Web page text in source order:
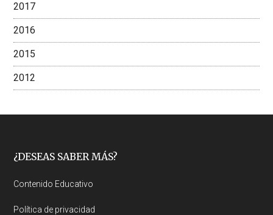
2017
2016
2015
2012
Footer
¿DESEAS SABER MÁS?
Contenido Educativo
Política de privacidad